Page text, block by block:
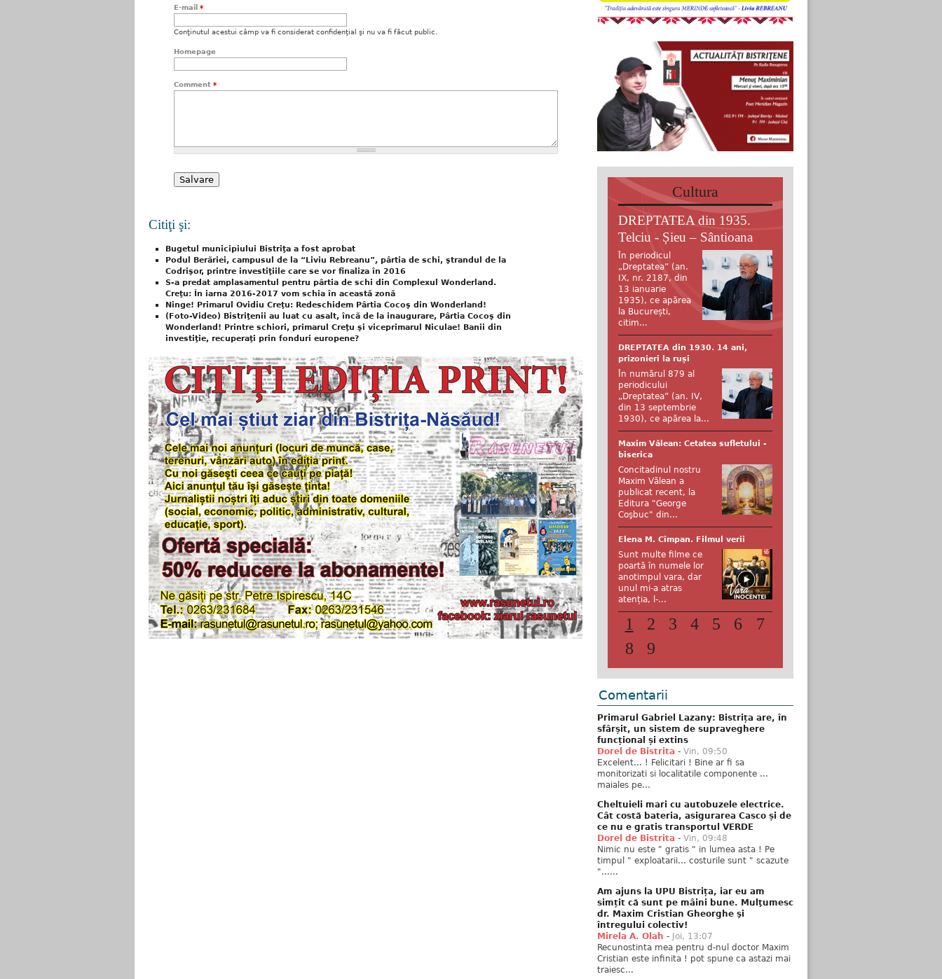
E-mail *
Conţinutul acestui câmp va fi considerat confidenţial şi nu va fi făcut public.
Homepage
Comment *
Citiţi şi:
Bugetul municipiului Bistriţa a fost aprobat
Podul Berăriei, campusul de la “Liviu Rebreanu”, pârtia de schi, ştrandul de la
Codrişor, printre investiţiile care se vor finaliza în 2016
S-a predat amplasamentul pentru pârtia de schi din Complexul Wonderland.
Creţu: În iarna 2016-2017 vom schia în această zonă
Ninge! Primarul Ovidiu Creţu: Redeschidem Pârtia Cocoş din Wonderland!
(Foto-Video) Bistriţenii au luat cu asalt, încă de la inaugurare, Pârtia Cocoş din
Wonderland! Printre schiori, primarul Creţu şi viceprimarul Niculae! Banii din
investiţie, recuperaţi prin fonduri europene?
Cultura
DREPTATEA din 1935.
Telciu - Șieu – Sântioana
În periodicul
„Dreptatea” (an.
IX, nr. 2187, din
13 ianuarie
1935), ce apărea
la București,
citim...
DREPTATEA din 1930. 14 ani,
prizonieri la ruși
În numărul 879 al
periodicului
„Dreptatea” (an. IV,
din 13 septembrie
1930), ce apărea la...
Maxim Vălean: Cetatea sufletului -
biserica
Concitadinul nostru
Maxim Vălean a
publicat recent, la
Editura "George
Coşbuc" din...
Elena M. Cîmpan. Filmul verii
Sunt multe filme ce
poartă în numele lor
anotimpul vara, dar
unul mi-a atras
atenția, l-...
1 2 3 4 5 6
7
8
9
Comentarii
Primarul Gabriel Lazany: Bistrița are, în
sfârșit, un sistem de supraveghere
funcțional și extins
Dorel de Bistrita - Vin, 09:50
Excelent... ! Felicitari ! Bine ar fi sa
monitorizati si localitatile componente ...
maiales pe...
Cheltuieli mari cu autobuzele electrice.
Cât costă bateria, asigurarea Casco și de
ce nu e gratis transportul VERDE
Dorel de Bistrita - Vin, 09:48
Nimic nu este " gratis " in lumea asta ! Pe
timpul " exploatarii... costurile sunt " scazute
"......
Am ajuns la UPU Bistrița, iar eu am
simțit că sunt pe mâini bune. Mulţumesc
dr. Maxim Cristian Gheorghe şi
întregului colectiv!
Mirela A. Olah - Joi, 13:07
Recunostinta mea pentru d-nul doctor Maxim
Cristian este infinita ! pot spune ca astazi mai
traiesc...